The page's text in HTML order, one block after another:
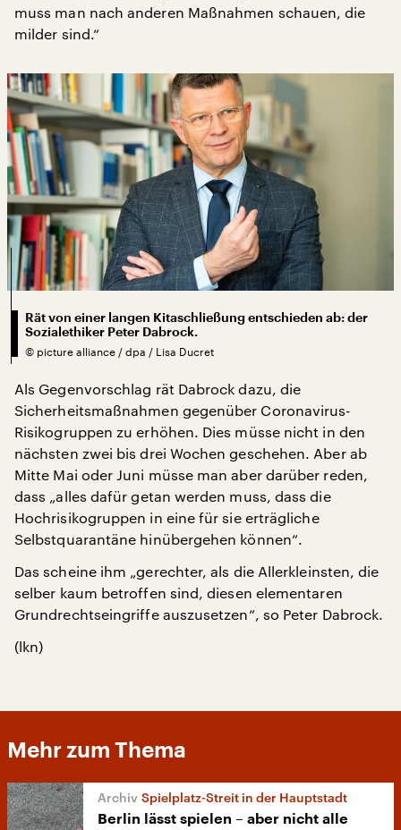
muss man nach anderen Maßnahmen schauen, die
milder sind.“
Rät von einer langen Kitaschließung entschieden ab: der
Sozialethiker Peter Dabrock.
© picture alliance / dpa / Lisa Ducret
Als Gegenvorschlag rät Dabrock dazu, die
Sicherheitsmaßnahmen gegenüber Coronavirus-
Risikogruppen zu erhöhen. Dies müsse nicht in den
nächsten zwei bis drei Wochen geschehen. Aber ab
Mitte Mai oder Juni müsse man aber darüber reden,
dass „alles dafür getan werden muss, dass die
Hochrisikogruppen in eine für sie erträgliche
Selbstquarantäne hinübergehen können“.
Das scheine ihm „gerechter, als die Allerkleinsten, die
selber kaum betroffen sind, diesen elementaren
Grundrechtseingriffe auszusetzen“, so Peter Dabrock.
(lkn)
Mehr zum Thema
Spielplatz-Streit in der Hauptstadt
Berlin lässt spielen – aber nicht alle